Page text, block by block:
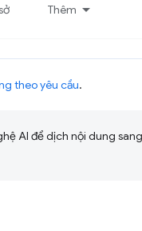
Thêm
theo yêu cầu.
AI để dịch nội dung